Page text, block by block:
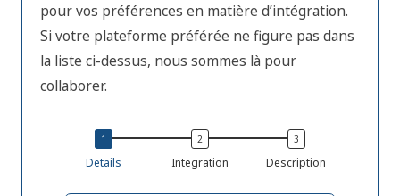
pour vos préférences en matière d’intégration.
Si votre plateforme préférée ne figure pas dans
la liste ci-dessus, nous sommes là pour
collaborer.
Details Integration Description